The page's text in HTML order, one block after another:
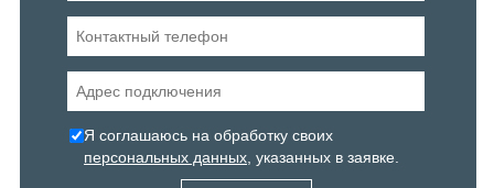
Я соглашаюсь на обработку своих
персональных данных , указанных в заявке.